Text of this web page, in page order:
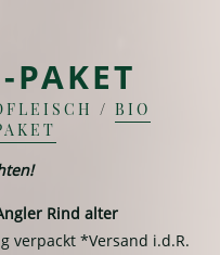
PAKET
/ BIO
Rind alter
verpackt *Versand i.d.R.